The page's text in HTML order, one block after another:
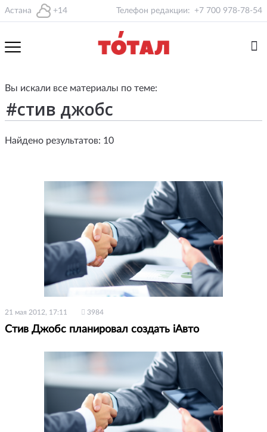
Астана +14 Телефон редакции: +7 700 978-78-54
Вы искали все материалы по теме:
Найдено результатов: 10
21 мая 2012, 17:11 3984
Стив Джобс планировал создать iАвто